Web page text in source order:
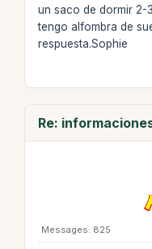
un saco de dormir 2-
tengo alfombra de
respuesta.Sophie
Re:
Messages: 825